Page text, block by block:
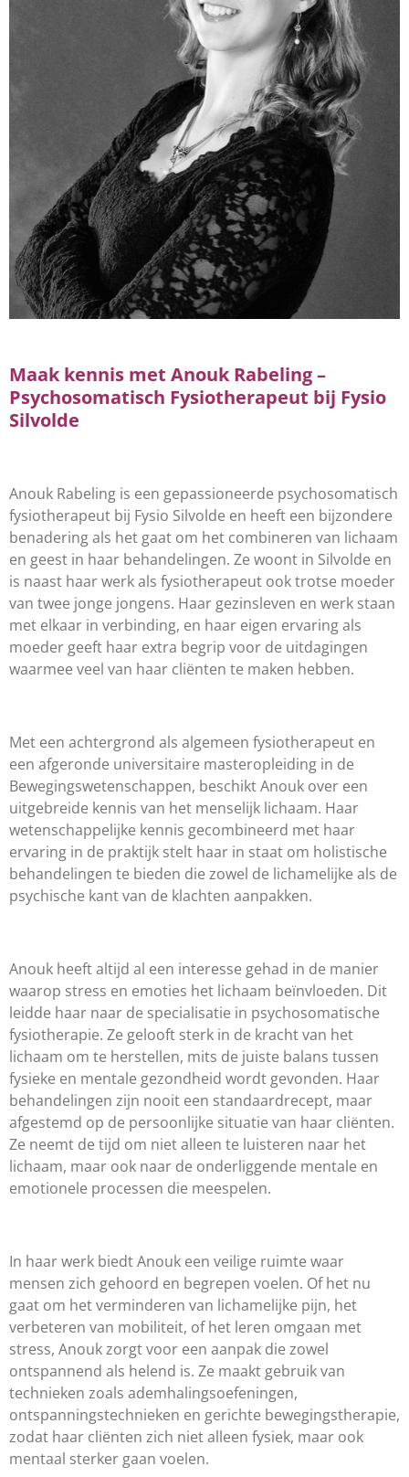
Maak kennis met Anouk Rabeling –
Psychosomatisch Fysiotherapeut bij Fysio
Silvolde
Anouk Rabeling is een gepassioneerde psychosomatisch
fysiotherapeut bij Fysio Silvolde en heeft een bijzondere
benadering als het gaat om het combineren van lichaam
en geest in haar behandelingen. Ze woont in Silvolde en
is naast haar werk als fysiotherapeut ook trotse moeder
van twee jonge jongens. Haar gezinsleven en werk staan
met elkaar in verbinding, en haar eigen ervaring als
moeder geeft haar extra begrip voor de uitdagingen
waarmee veel van haar cliënten te maken hebben.
Met een achtergrond als algemeen fysiotherapeut en
een afgeronde universitaire masteropleiding in de
Bewegingswetenschappen, beschikt Anouk over een
uitgebreide kennis van het menselijk lichaam. Haar
wetenschappelijke kennis gecombineerd met haar
ervaring in de praktijk stelt haar in staat om holistische
behandelingen te bieden die zowel de lichamelijke als de
psychische kant van de klachten aanpakken.
Anouk heeft altijd al een interesse gehad in de manier
waarop stress en emoties het lichaam beïnvloeden. Dit
leidde haar naar de specialisatie in psychosomatische
fysiotherapie. Ze gelooft sterk in de kracht van het
lichaam om te herstellen, mits de juiste balans tussen
fysieke en mentale gezondheid wordt gevonden. Haar
behandelingen zijn nooit een standaardrecept, maar
afgestemd op de persoonlijke situatie van haar cliënten.
Ze neemt de tijd om niet alleen te luisteren naar het
lichaam, maar ook naar de onderliggende mentale en
emotionele processen die meespelen.
In haar werk biedt Anouk een veilige ruimte waar
mensen zich gehoord en begrepen voelen. Of het nu
gaat om het verminderen van lichamelijke pijn, het
verbeteren van mobiliteit, of het leren omgaan met
stress, Anouk zorgt voor een aanpak die zowel
ontspannend als helend is. Ze maakt gebruik van
technieken zoals ademhalingsoefeningen,
ontspanningstechnieken en gerichte bewegingstherapie,
zodat haar cliënten zich niet alleen fysiek, maar ook
mentaal sterker gaan voelen.